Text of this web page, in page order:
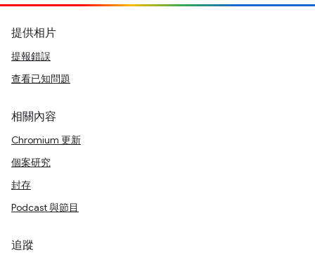
提供相片
提報錯誤
查看已知問題
相關內容
Chromium 更新
個案研究
封存
Podcast 與節目
追蹤